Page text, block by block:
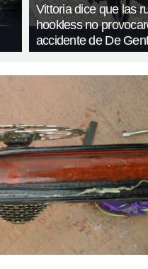
Vittoria dice que las
hookless no
accidente de De